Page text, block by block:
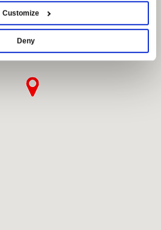
Customize
Deny